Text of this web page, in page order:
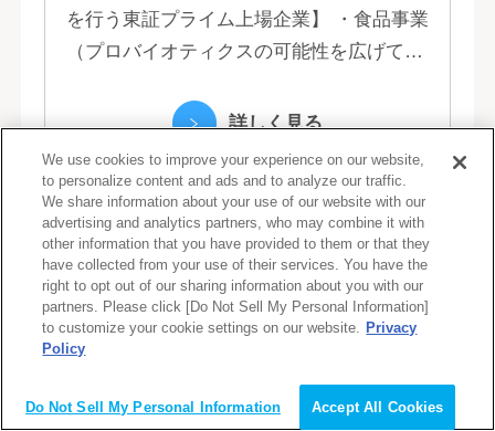
を行う東証プライム上場企業】 ・食品事業
（プロバイオティクスの可能性を広げてい
る優れた機能性飲料） ・国際事業（40の
詳しく見る
人気の検索条件
条件をまとめました。
We use cookies to improve your experience on our website,
to personalize content and ads and to analyze our traffic.
We share information about your use of our website with our
advertising and analytics partners, who may combine it with
other information that you have provided to them or that they
have collected from your use of their services. You have the
right to opt out of our sharing information about you with our
partners. Please click [Do Not Sell My Personal Information]
to customize your cookie settings on our website. Privacy
Policy
Do Not Sell My Personal Information Accept All Cookies